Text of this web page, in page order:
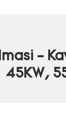
-
45KW,